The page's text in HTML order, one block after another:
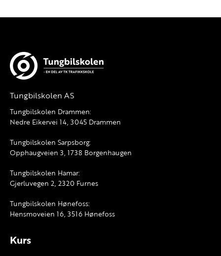
Tungbilskolen AS
Tungbilskolen Drammen:
Nedre Eikervei 14, 3045 Drammen
Tungbilskolen Sarpsborg:
Opphaugveien 3, 1738 Borgenhaugen
Tungbilskolen Hamar:
Gjerluvegen 2, 2320 Furnes
Tungbilskolen Hønefoss:
Hensmoveien 16, 3516 Hønefoss
Kurs